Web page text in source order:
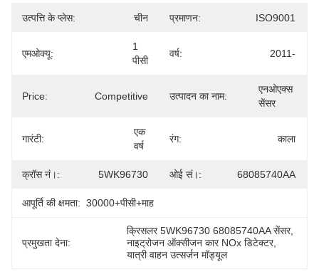
उत्पत्ति के प्लेस: चीन प्रमाणन: ISO9001
एमओक्यू:
1
पीसी
वर्ष: 2011-
Price: Competitive उत्पादन का नाम:
एनओएक्स
सेंसर
गारंटी:
एक
वर्ष
रंग: काला
क्रॉस नं।: 5WK96730 ओई सं।: 68085740AA
आपूर्ति की क्षमता: 30000+पीसी+माह
प्रमुखता देना:
क्रिसलर 5WK96730 68085740AA सेंसर
नाइट्रोजन ऑक्सीजन कार NOx डिटेक्टर,
यात्री वाहन उत्सर्जन मॉड्यूल